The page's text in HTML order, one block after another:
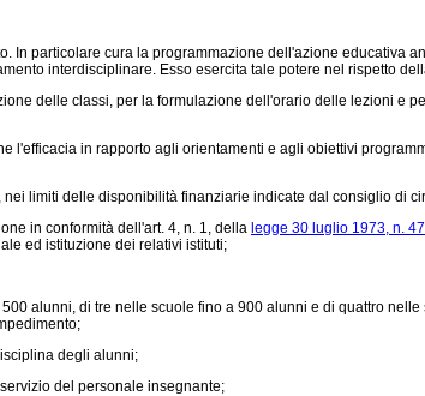
particolare cura la programmazione dell'azione educativa
interdisciplinare. Esso esercita tale potere nel rispetto
delle classi, per la formulazione dell'orario delle lezioni e
in rapporto agli orientamenti e agli obiettivi
limiti delle disponibilità finanziarie indicate dal consiglio di
in conformità dell'art. 4, n. 1, della legge 30 luglio 1973, n.
ed istituzione dei relativi istituti;
alunni, di tre nelle scuole fino a 900 alunni e di quattro
degli alunni;
del personale insegnante;